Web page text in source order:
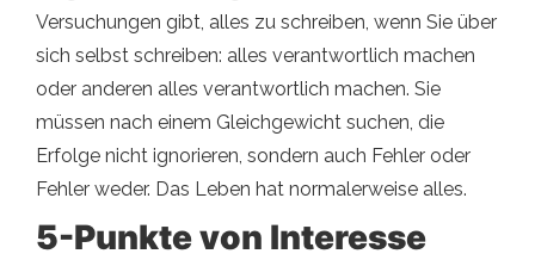
Versuchungen gibt, alles zu schreiben, wenn Sie über
sich selbst schreiben: alles verantwortlich machen
oder anderen alles verantwortlich machen. Sie
müssen nach einem Gleichgewicht suchen, die
Erfolge nicht ignorieren, sondern auch Fehler oder
Fehler weder. Das Leben hat normalerweise alles.
5-Punkte von Interesse